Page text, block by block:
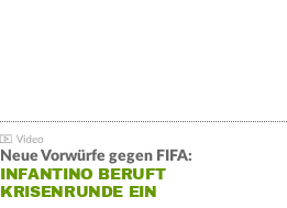
Neue Vorwürfe gegen FIFA:
INFANTINO BERUFT
KRISENRUNDE EIN